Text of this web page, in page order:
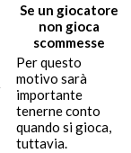
Se un giocatore
non gioca
scommesse
Per questo
motivo sarà
importante
tenerne conto
quando si gioca,
tuttavia.